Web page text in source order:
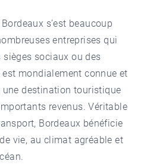
s’est beaucoup
entreprises qui
sociaux ou des
mondialement connue et
une destination touristique
revenus. Véritable
Bordeaux bénéficie
vie, au climat agréable et